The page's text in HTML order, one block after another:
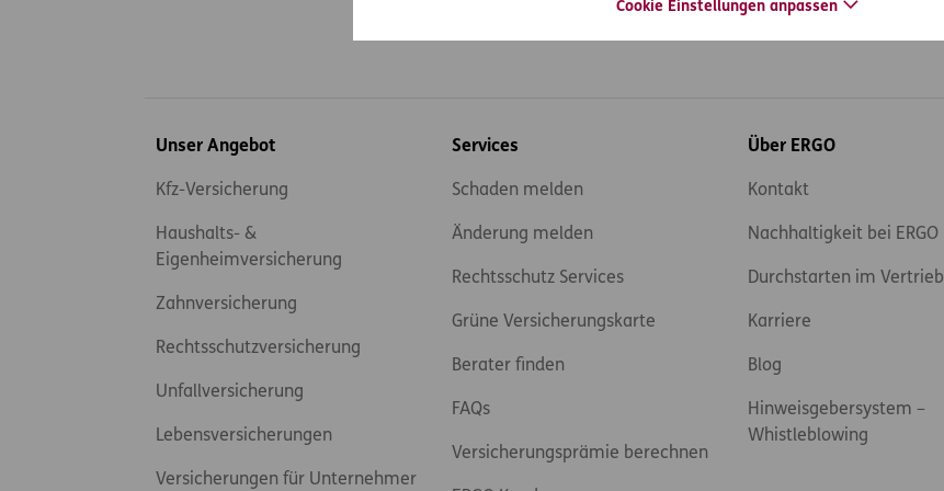
Cookie Einstellungen anpassen
Inhaltsübersicht
Unser Angebot
Kfz-Versicherung
Haushalts- &
Eigenheimversicherung
Zahnversicherung
Rechtsschutzversicherung
Unfallversicherung
Lebensversicherungen
Versicherungen für Unternehmer
Services
Schaden melden
Änderung melden
Rechtsschutz Services
Grüne Versicherungskarte
Berater finden
FAQs
Versicherungsprämie berechnen
Über ERGO
Kontakt
Nachhaltigkeit bei ERGO
Durchstarten im Vertrieb
Karriere
Blog
Hinweisgebersystem –
Whistleblowing